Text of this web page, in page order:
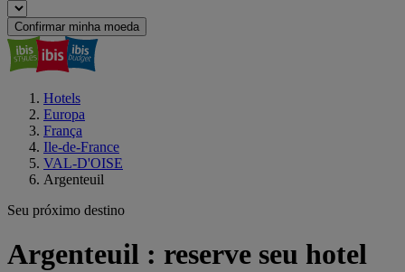
Confirmar minha moeda
Hotels
Europa
França
Ile-de-France
VAL-D'OISE
Argenteuil
Seu próximo destino
Argenteuil : reserve seu hotel